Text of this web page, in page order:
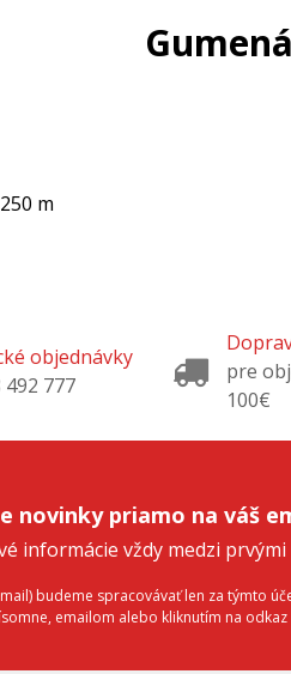
m
objednávky
492 777
pre
100€
novinky priamo na váš
informácie vždy medzi prvými
budeme spracovávať len za týmto
emailom alebo kliknutím na